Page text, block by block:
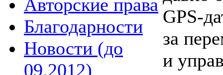
Авторские права
Благодарности
Новости (до
09.2012)
GPS-
за
и